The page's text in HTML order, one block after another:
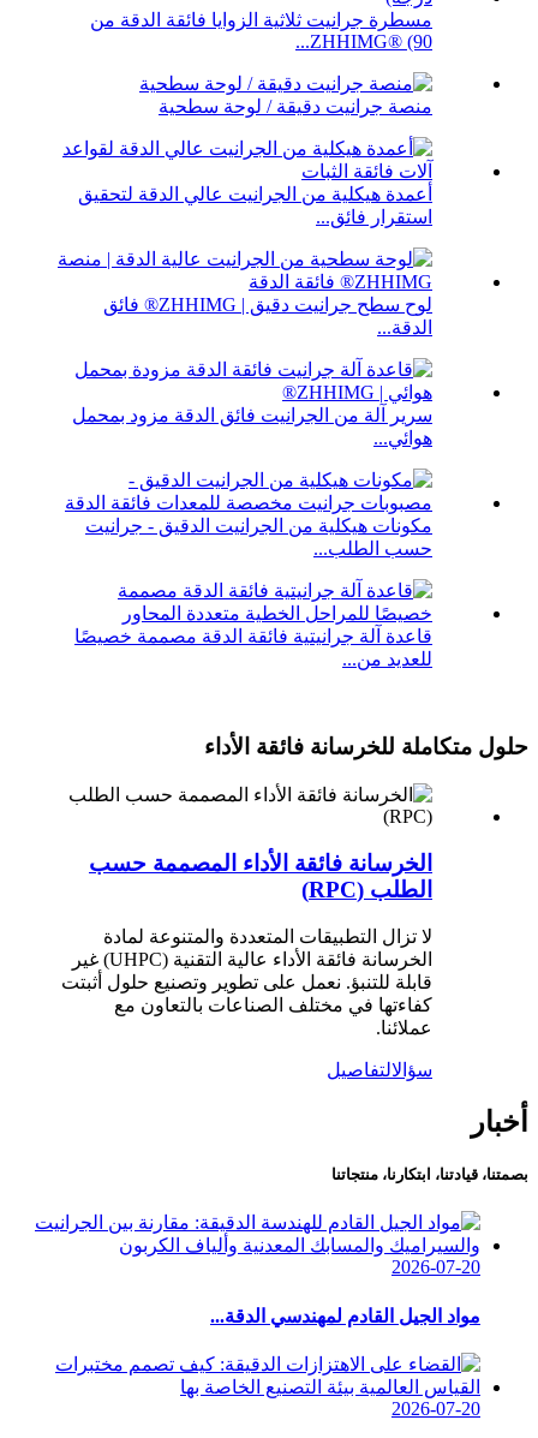
مسطرة جرانيت ثلاثية الزوايا فائقة الدقة من
ZHHIMG® (90...
منصة جرانيت دقيقة / لوحة سطحية
أعمدة هيكلية من الجرانيت عالي الدقة لتحقيق
استقرار فائق...
لوح سطح جرانيت دقيق | ZHHIMG® فائق
الدقة...
سرير آلة من الجرانيت فائق الدقة مزود بمحمل
هوائي...
مكونات هيكلية من الجرانيت الدقيق - جرانيت
حسب الطلب...
قاعدة آلة جرانيتية فائقة الدقة مصممة خصيصًا
للعديد من...
حلول متكاملة للخرسانة فائقة الأداء
الخرسانة فائقة الأداء المصممة حسب
الطلب (RPC)
لا تزال التطبيقات المتعددة والمتنوعة لمادة
الخرسانة فائقة الأداء عالية التقنية (UHPC) غير
قابلة للتنبؤ. نعمل على تطوير وتصنيع حلول أثبتت
كفاءتها في مختلف الصناعات بالتعاون مع
عملائنا.
سؤالالتفاصيل
أخبار
بصمتنا، قيادتنا، ابتكارنا، منتجاتنا
2026-07-20
مواد الجيل القادم لمهندسي الدقة...
2026-07-20